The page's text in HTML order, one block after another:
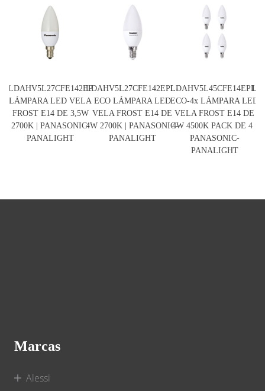
LDAHV5L27CFE142EP
LÁMPARA LED VELA
FROST E14 DE 3,5W
2700K | PANASONIC-
PANALIGHT
LDAHV5L27CFE142EPL-
ECO LÁMPARA LED
VELA FROST E14 DE
4W 2700K | PANASONIC-
PANALIGHT
LDAHV5L45CFE14EPL-
ECO-4x LÁMPARA LED
VELA FROST E14 DE
4W 4500K PACK DE 4 |
PANASONIC-
PANALIGHT
Marcas
Alessi